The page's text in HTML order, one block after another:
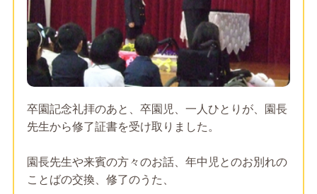
卒園記念礼拝のあと、卒園児、一人ひとりが、園長
先生から修了証書を受け取りました。
園長先生や来賓の方々のお話、年中児とのお別れの
ことばの交換、修了のうた、